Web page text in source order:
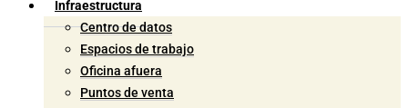
Infraestructura
Centro de datos
Espacios de trabajo
Oficina afuera
Puntos de venta